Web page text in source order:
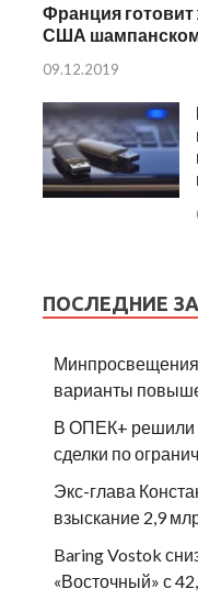
Франция готовит
США
09.12.2019
ПОСЛЕДНИЕ
варианты
В ОПЕК+ решили
сделки по
Экс-глава
взыскание 2,9
Baring Vostok
«Восточный» с